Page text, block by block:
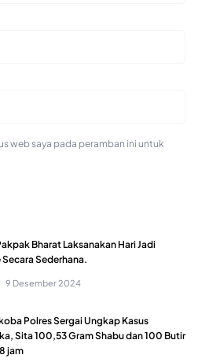
web saya pada peramban ini untuk
Bharat Laksanakan Hari Jadi
Secara Sederhana.
9 Desember 2024
Polres Sergai Ungkap Kasus
Sita 100,53 Gram Shabu dan 100 Butir
jam